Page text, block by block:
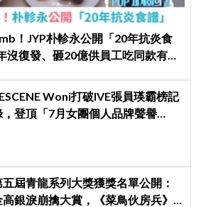
！JYP朴軫永公開「20年抗炎食
沒復發、砸20億供員工吃同款有機
Woni打破IVE張員瑛霸榜記
，登頂「7月女團個人品牌聲譽
五屆青龍系列大獎獲獎名單公開：
高銀淚崩擒大賞，《菜鳥伙房兵》